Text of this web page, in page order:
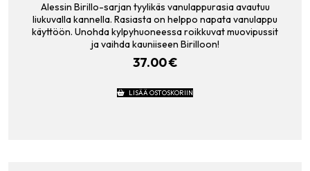
Alessin Birillo-sarjan tyylikäs vanulappurasia avautuu
liukuvalla kannella. Rasiasta on helppo napata vanulappu
käyttöön. Unohda kylpyhuoneessa roikkuvat muovipussit
ja vaihda kauniiseen Birilloon!
37.00€
LISÄÄ OSTOSKORIIN